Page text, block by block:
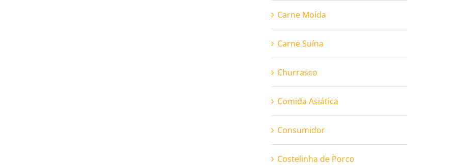
Carne Moída
Carne Suína
Churrasco
Comida Asiática
Consumidor
Costelinha de Porco